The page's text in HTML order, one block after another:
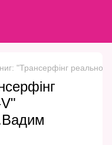
"Трансерфінг